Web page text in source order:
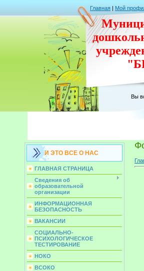
Главная | Мой
Вы
И ЭТО ВСЕ О НАС
ГЛАВНАЯ СТРАНИЦА
Сведения об
образовательной
организации
ИНФОРМАЦИОННАЯ
БЕЗОПАСНОСТЬ
ВАКАНСИИ
СОЦИАЛЬНО-
ПСИХОЛОГИЧЕСКОЕ
ТЕСТИРОВАНИЕ
НОКО
ВСОКО